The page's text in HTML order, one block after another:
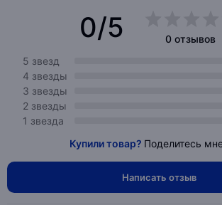
0/5
0 отзывов
5 звезд
4 звезды
3 звезды
2 звезды
1 звезда
Купили товар? Поделитесь
Написать отзыв